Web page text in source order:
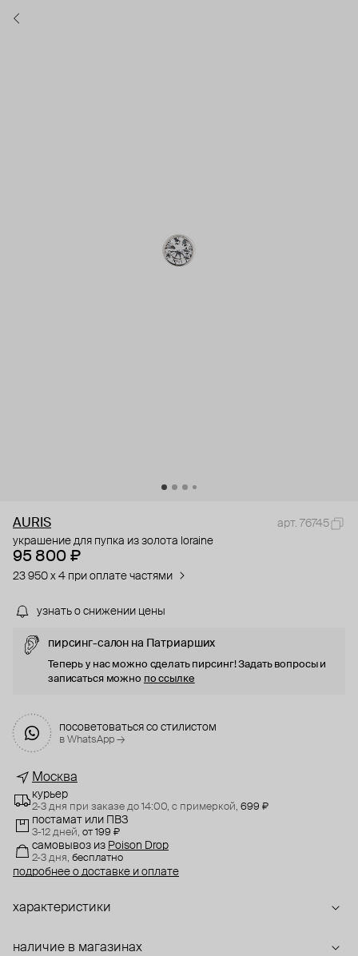
AURIS
арт. 76745
украшение для пупка из золота loraine
95 800 ₽
23 950 x 4 при оплате частями
узнать о снижении цены
пирсинг-салон на Патриарших
Теперь у нас можно сделать пирсинг! Задать вопросы и
записаться можно по ссылке
посоветоваться со стилистом
в WhatsApp →
Москва
курьер
2-3 дня при заказе до 14:00, с примеркой, 699 ₽
постамат или ПВЗ
3-12 дней, от 199 ₽
самовывоз из Poison Drop
2-3 дня, бесплатно
подробнее о доставке и оплате
характеристики
наличие в магазинах